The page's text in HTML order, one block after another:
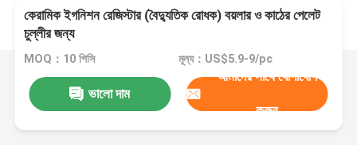
কেরামিক ইগনিশন রেজিস্টার (বৈদ্যুতিক রোধক) বয়লার ও কাঠের পেলেট
চুল্লীর জন্য
MOQ：10 পিসি মূল্য：US$5.9-9/pc
ভালো দাম
আমাদের সাথে যোগাযোগ
করুন